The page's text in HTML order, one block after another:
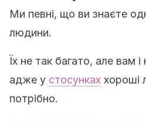
Ми певні, що ви знаєте
людини.
Їх не так багато, але вам і
адже у стосунках хороші
потрібно.